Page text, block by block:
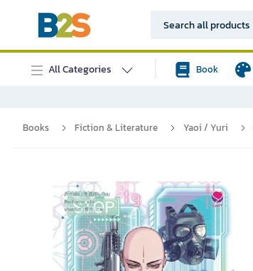
All Categories Book
Books Fiction & Literature Yaoi / Yuri